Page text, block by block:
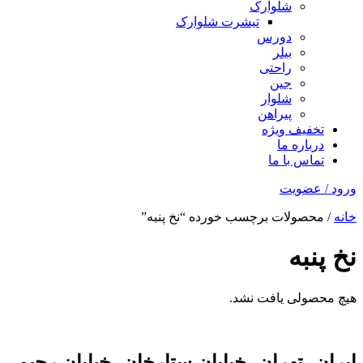
شلوارک
تیشرت شلوارک
دورس
بیلر
راحتی
جین
شلوار
پیراهن
تخفیف ویژه
درباره ما
تماس با ما
ورود / عضویت
خانه / محصولات برچسب خورده “نخ پنبه”
نخ پنبه
هیچ محصولی یافت نشد.